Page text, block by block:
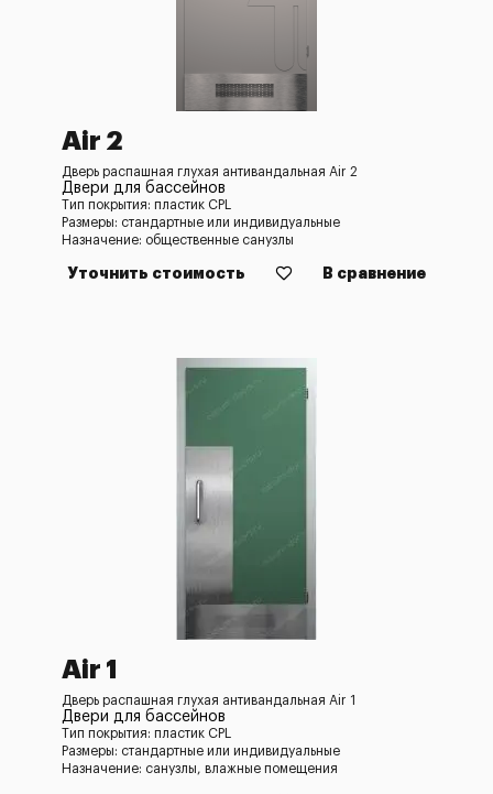
Air 2
Дверь распашная глухая антивандальная Air 2
Двери для бассейнов
Тип покрытия: пластик CPL
Размеры: стандартные или индивидуальные
Назначение: общественные санузлы
Уточнить стоимость В сравнение
Air 1
Дверь распашная глухая антивандальная Air 1
Двери для бассейнов
Тип покрытия: пластик CPL
Размеры: стандартные или индивидуальные
Назначение: санузлы, влажные помещения